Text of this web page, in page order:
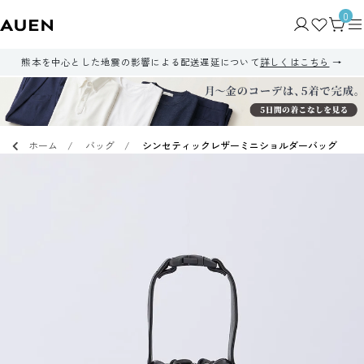
0
熊本を中心とした地震の影響による配送遅延について詳しくはこちら
ホーム バッグ シンセティックレザーミニショルダーバッグ